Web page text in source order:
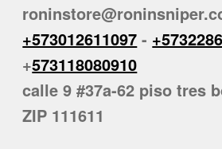
+573012611097 -
+573118080910
calle 9 #37a-62 piso tres
ZIP 111611